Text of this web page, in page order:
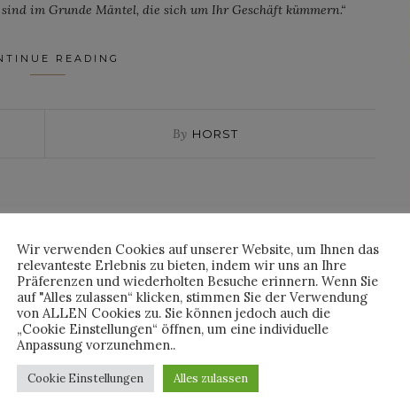
sind im Grunde Mäntel, die sich um Ihr Geschäft kümmern.“
READING
By HORST
KOOPERIERT MIT
TELFAR
on28. Oktober 2021
einer Sekunde über den Kauf einer Tasche
drumherum gekommen sein: Die Telfar Shopping-Bag
Wir verwenden Cookies auf unserer Website, um Ihnen das
relevanteste Erlebnis zu bieten, indem wir uns an Ihre
Präferenzen und wiederholten Besuche erinnern. Wenn Sie
auf "Alles zulassen“ klicken, stimmen Sie der Verwendung
von ALLEN Cookies zu. Sie können jedoch auch die
„Cookie Einstellungen“ öffnen, um eine individuelle
Anpassung vorzunehmen..
Cookie Einstellungen Alles zulassen